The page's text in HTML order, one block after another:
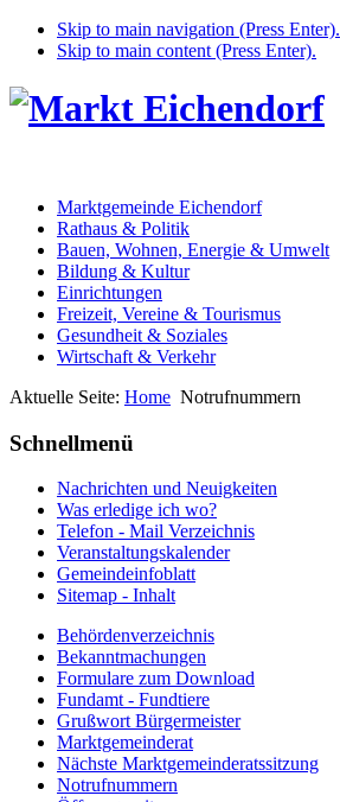
Skip to main navigation (Press Enter).
Skip to main content (Press Enter).
Marktgemeinde Eichendorf
Rathaus & Politik
Bauen, Wohnen, Energie & Umwelt
Bildung & Kultur
Einrichtungen
Freizeit, Vereine & Tourismus
Gesundheit & Soziales
Wirtschaft & Verkehr
Aktuelle Seite: Home Notrufnummern
Schnellmenü
Nachrichten und Neuigkeiten
Was erledige ich wo?
Telefon - Mail Verzeichnis
Veranstaltungskalender
Gemeindeinfoblatt
Sitemap - Inhalt
Behördenverzeichnis
Bekanntmachungen
Formulare zum Download
Fundamt - Fundtiere
Grußwort Bürgermeister
Marktgemeinderat
Nächste Marktgemeinderatssitzung
Notrufnummern